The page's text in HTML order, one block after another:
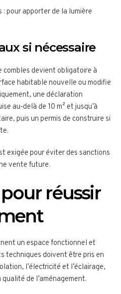
pour apporter de la lumière
si nécessaire
combles devient obligatoire à
habitable nouvelle ou modifie
une déclaration
au‑delà de 10 m² et jusqu’à
puis un permis de construire si
exigée pour éviter des sanctions
vente future.
réussir
un espace fonctionnel et
techniques doivent être pris en
l’électricité et l’éclairage,
de l’aménagement.